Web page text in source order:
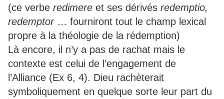
(ce verbe redimere et ses dérivés redemptio,
redemptor… fourniront tout le champ lexical
propre à la théologie de la rédemption)
Là encore, il n’y a pas de rachat mais le
contexte est celui de l’engagement de
l’Alliance (Ex 6, 4). Dieu rachèterait
symboliquement en quelque sorte leur part du